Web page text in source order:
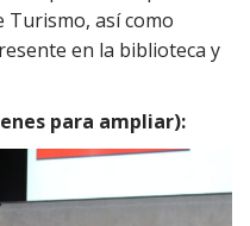
Turismo, así como
en la biblioteca y
para ampliar):